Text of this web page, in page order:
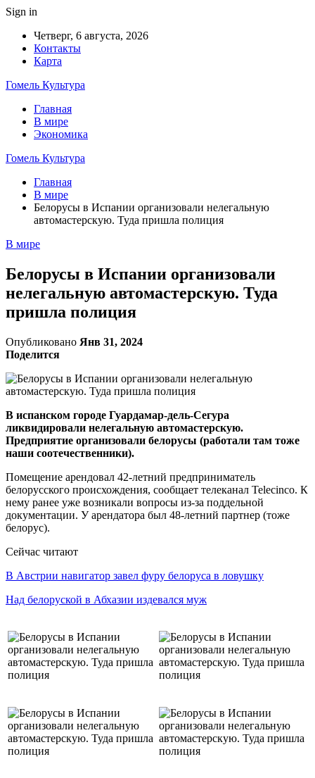
Sign in
Четверг, 6 августа, 2026
Контакты
Карта
Гомель Культура
Главная
В мире
Экономика
Гомель Культура
Главная
В мире
Белорусы в Испании организовали нелегальную
автомастерскую. Туда пришла полиция
В мире
Белорусы в Испании организовали
нелегальную автомастерскую. Туда
пришла полиция
Опубликовано Янв 31, 2024
Поделится
В испанском городе Гуардамар-дель-Сегура
ликвидировали нелегальную автомастерскую.
Предприятие организовали белорусы (работали там тоже
наши соотечественники).
Помещение арендовал 42-летний предприниматель
белорусского происхождения, сообщает телеканал Telecinco. К
нему ранее уже возникали вопросы из-за поддельной
документации. У арендатора был 48-летний партнер (тоже
белорус).
Сейчас читают
В Австрии навигатор завел фуру белоруса в ловушку
Над белоруской в Абхазии издевался муж